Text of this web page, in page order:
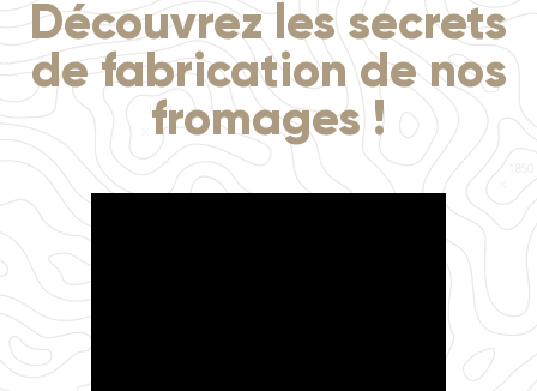
Découvrez les secrets
de fabrication de nos
fromages !